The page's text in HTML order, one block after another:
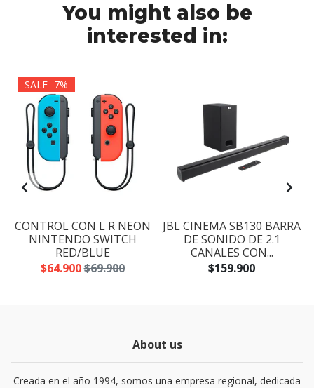
You might also be
interested in:
SALE -7%
CONTROL CON L R NEON
NINTENDO SWITCH
RED/BLUE
$64.900$69.900
JBL CINEMA SB130 BARRA
DE SONIDO DE 2.1
CANALES CON...
$159.900
About us
Creada en el año 1994, somos una empresa regional, dedicada